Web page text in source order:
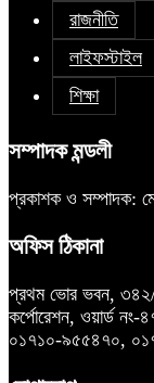
রাজনীতি
লাইফস্টাইল
শিক্ষা
সম্পাদক মন্ডলী
প্রকাশক ও সম্পাদক:
অফিস ঠিকানা
প্রথম ভোর ভবন, ৩৪২/১
কর্পোরেশন, ওয়ার্ড
০১৭১০-৯৫৫৪৭০,